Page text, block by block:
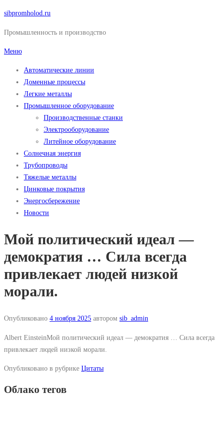
Перейти
содержимому
sibpromholod.ru
Промышленность и производство
Меню
Автоматические линии
Доменные процессы
Легкие металлы
Промышленное оборудование
Производственные станки
Электрооборудование
Литейное оборудование
Солнечная энергия
Трубопроводы
Тяжелые металлы
Цинковые покрытия
Энергосбережение
Новости
Мой политический идеал —
демократия … Сила всегда
привлекает людей низкой
морали.
Опубликовано 4 ноября 2025 автором sib_admin
Albert EinsteinМой политический идеал — демократия … Сила всегда
привлекает людей низкой морали.
Опубликовано в рубрике Цитаты
Облако тегов